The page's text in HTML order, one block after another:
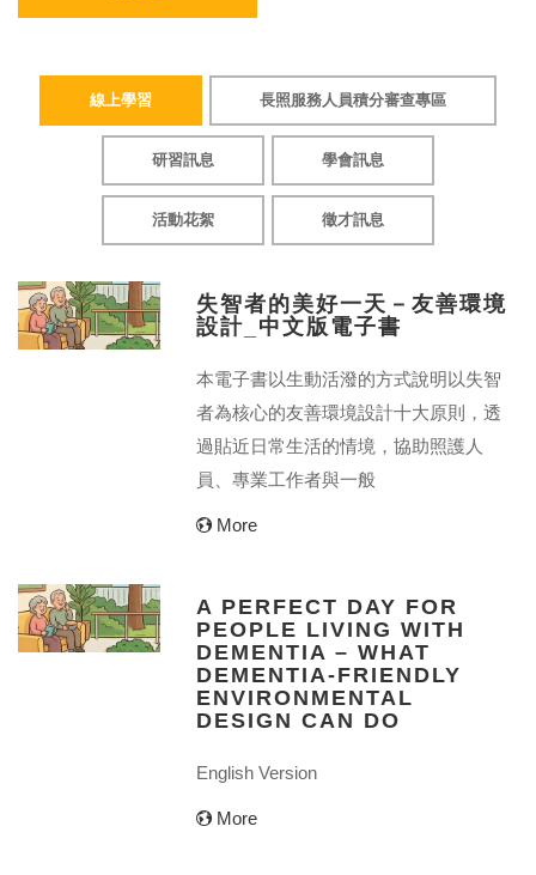
線上學習 長照服務人員積分審查專區
研習訊息 學會訊息
活動花絮 徵才訊息
失智者的美好一天－友善環境
設計_中文版電子書
本電子書以生動活潑的方式說明以失智
者為核心的友善環境設計十大原則，透
過貼近日常生活的情境，協助照護人
員、專業工作者與一般
More
A PERFECT DAY FOR
PEOPLE LIVING WITH
DEMENTIA – WHAT
DEMENTIA-FRIENDLY
ENVIRONMENTAL
DESIGN CAN DO
English Version
More